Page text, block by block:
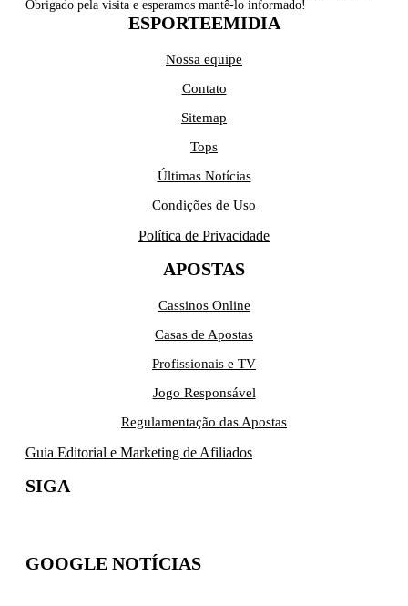
Obrigado pela visita e esperamos mantê-lo informado!
ESPORTEEMIDIA
Nossa equipe
Contato
Sitemap
Tops
Últimas Notícias
Condições de Uso
Política de Privacidade
APOSTAS
Cassinos Online
Casas de Apostas
Profissionais e TV
Jogo Responsável
Regulamentação das Apostas
Guia Editorial e Marketing de Afiliados
SIGA
GOOGLE NOTÍCIAS